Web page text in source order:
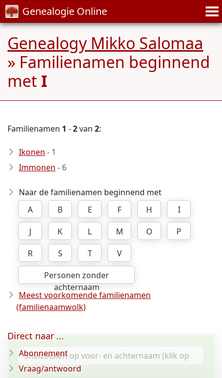
Genealogie Online
Genealogy Mikko Salomaa
» Familienamen beginnend
met I
Familienamen 1 -2van 2:
Ikonen - 1
Immonen - 6
Naar de familienamen beginnend met
A
B E F H
I
J
K L M O
P
R
S T
V
Personen zonder
achternaam
Meest voorkomende familienamen
(familienaamwolk)
Direct naar ...
Abonnement
Vraag/antwoord